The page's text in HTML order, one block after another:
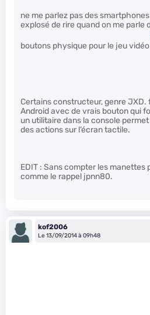
ne me parlez pas des
explosé de rire quand on me parle
boutons physique pour le jeu vidéo
Certains constructeur, genre JXD.
Android avec de vrais bouton qui
un utilitaire dans la console
des actions sur l’écran tactile.
EDIT : Sans compter les manettes
comme le rappel jpnn80.
kof2006
Le 13/09/2014 à 09h48